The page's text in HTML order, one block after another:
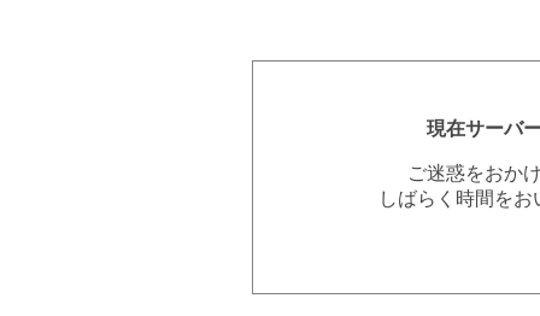
現在サーバ
ご迷惑をおか
しばらく時間を